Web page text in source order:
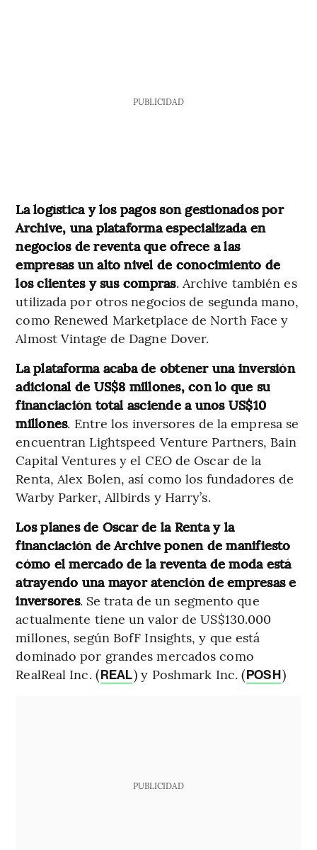
PUBLICIDAD
La logística y los pagos son gestionados por
Archive, una plataforma especializada en
negocios de reventa que ofrece a las
empresas un alto nivel de conocimiento de
los clientes y sus compras. Archive también es
utilizada por otros negocios de segunda mano,
como Renewed Marketplace de North Face y
Almost Vintage de Dagne Dover.
La plataforma acaba de obtener una inversión
adicional de US$8 millones, con lo que su
financiación total asciende a unos US$10
millones. Entre los inversores de la empresa se
encuentran Lightspeed Venture Partners, Bain
Capital Ventures y el CEO de Oscar de la
Renta, Alex Bolen, así como los fundadores de
Warby Parker, Allbirds y Harry’s.
Los planes de Oscar de la Renta y la
financiación de Archive ponen de manifiesto
cómo el mercado de la reventa de moda está
atrayendo una mayor atención de empresas e
inversores. Se trata de un segmento que
actualmente tiene un valor de US$130.000
millones, según BofF Insights, y que está
dominado por grandes mercados como
RealReal Inc. (REAL) y Poshmark Inc. (POSH)
PUBLICIDAD